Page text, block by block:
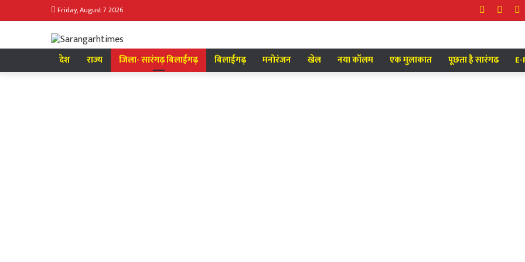
Friday, August 7 2026 Twitter
Facebook
देश राज्य जिला- सारंगढ़ बिलाईगढ़ बिलाईगढ़ मनोरंजन खेल नया कॉलम एक मुलाकात पूछता है सारंगढ